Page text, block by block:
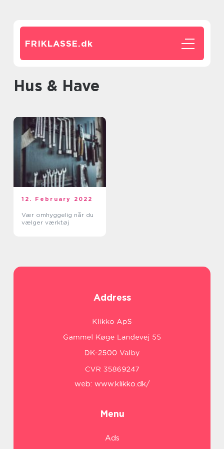
FRIKLASSE.dk
Hus & Have
12. February 2022
Vær omhyggelig når du
vælger værktøj
Address
web: www.klikko.dk/
Menu
Ads